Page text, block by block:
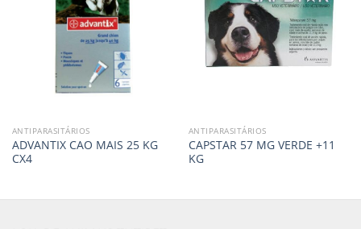
ANTIPARASITÁRIOS
ADVANTIX CAO MAIS 25 KG
CX4
ANTIPARASITÁRIOS
CAPSTAR 57 MG VERDE +11
KG